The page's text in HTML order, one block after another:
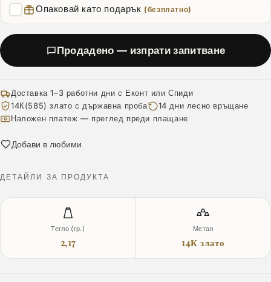
Опаковай като подарък (безплатно)
Продадено — изпрати запитване
Доставка 1–3 работни дни с Еконт или Спиди
14К(585) злато с държавна проба
14 дни лесно връщане
Наложен платеж — преглед преди плащане
Добави в любими
ДЕТАЙЛИ ЗА ПРОДУКТА
Тегло (гр.)
2,17
Метал
14К злато